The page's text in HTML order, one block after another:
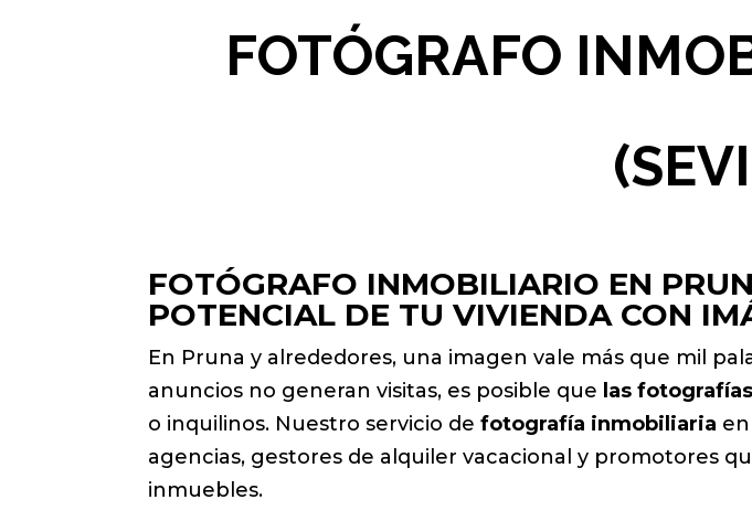
FOTÓGRAFO
FOTÓGRAFO INMOBILIARIO EN
POTENCIAL DE TU VIVIENDA CON
En Pruna y alrededores, una imagen vale más que mil
anuncios no generan visitas, es posible que las fotografías
o inquilinos. Nuestro servicio defotografía inmobiliaria
agencias, gestores de alquiler vacacional y promotores
inmuebles.